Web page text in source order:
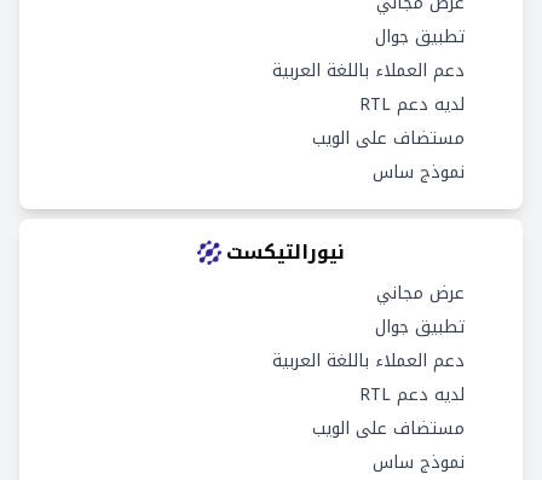
تطبيق جوال
دعم العملاء باللغة العربية
لديه دعم RTL
مستضاف على الويب
نموذج ساس
نيورالتيكست
عرض مجاني
تطبيق جوال
دعم العملاء باللغة العربية
لديه دعم RTL
مستضاف على الويب
نموذج ساس